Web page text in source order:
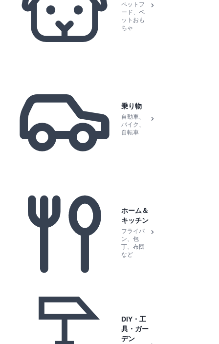
ペットフ
ード、ペ
ットおも
ちゃ
乗り物
自動車、
バイク、
自転車
ホーム＆
キッチン
フライパ
ン、包
丁、布団
など
DIY・工
具・ガー
デン